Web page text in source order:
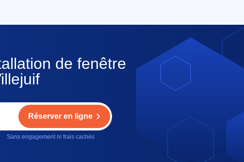
de fenêtre
Réserver en ligne
Sans engagement ni frais cachés